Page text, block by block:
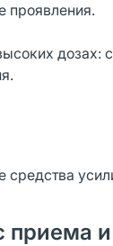
проявления.
дозах:
приема